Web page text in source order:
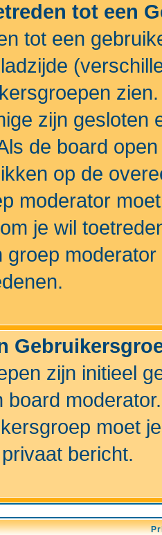
tot een
tot een
zijn gesloten
de board
op de
moderator
je wil
groep
zijn initieel
board
moet
bericht.